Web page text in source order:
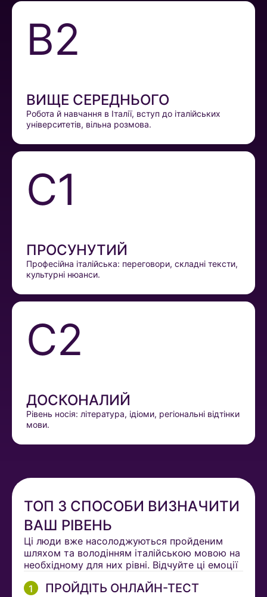
B2
ВИЩЕ СЕРЕДНЬОГО
Робота й навчання в Італії, вступ до італійських
університетів, вільна розмова.
C1
ПРОСУНУТИЙ
Професійна італійська: переговори, складні тексти,
культурні нюанси.
C2
ДОСКОНАЛИЙ
Рівень носія: література, ідіоми, регіональні відтінки
мови.
ТОП 3 СПОСОБИ ВИЗНАЧИТИ
ВАШ РІВЕНЬ
Ці люди вже насолоджуються пройденим
шляхом та володінням італійською мовою на
необхідному для них рівні. Відчуйте ці емоції
ПРОЙДІТЬ ОНЛАЙН-ТЕСТ